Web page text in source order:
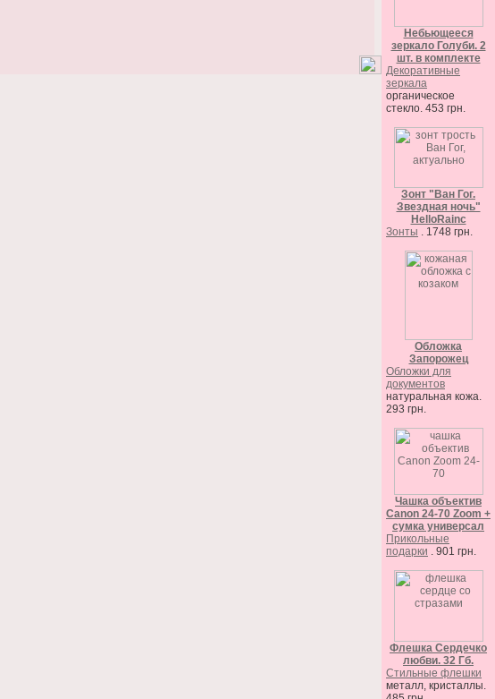
Небьющееся
зеркало Голуби. 2
шт. в комплекте
Декоративные
зеркала
органическое
стекло. 453 грн.
Зонт "Ван Гог.
Звездная ночь"
HelloRainc
Зонты . 1748 грн.
Обложка
Запорожец
Обложки для
документов
натуральная кожа.
293 грн.
Чашка объектив
Canon 24-70 Zoom +
сумка универсал
Прикольные
подарки . 901 грн.
Флешка Сердечко
любви. 32 Гб.
Стильные флешки
металл, кристаллы.